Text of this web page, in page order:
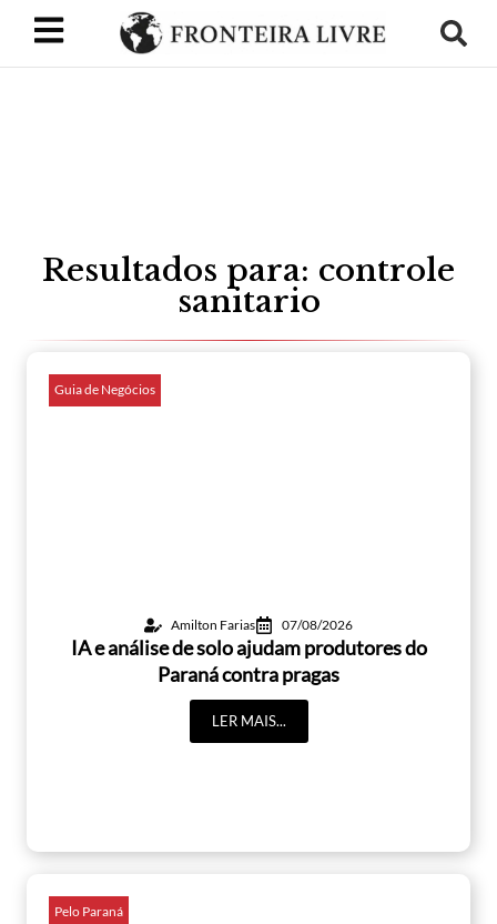
Resultados para: controle
sanitario
Guia de Negócios
Amilton Farias 07/08/2026
IA e análise de solo ajudam produtores do
Paraná contra pragas
LER MAIS...
Pelo Paraná